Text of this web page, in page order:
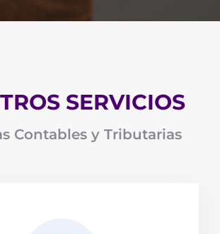
SERVICIOS
Contables y Tributarias